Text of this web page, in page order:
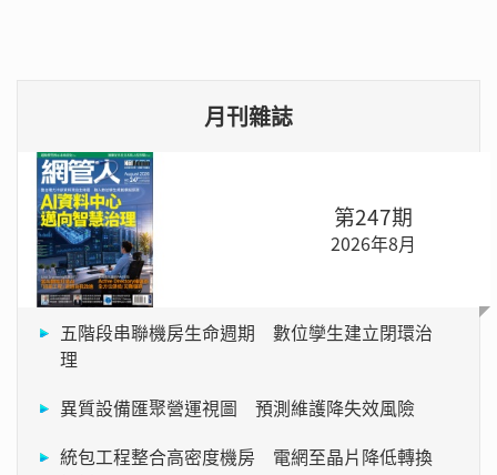
月刊雜誌
第247期
2026年8月
五階段串聯機房生命週期 數位孿生建立閉環治
理
異質設備匯聚營運視圖 預測維護降失效風險
統包工程整合高密度機房 電網至晶片降低轉換